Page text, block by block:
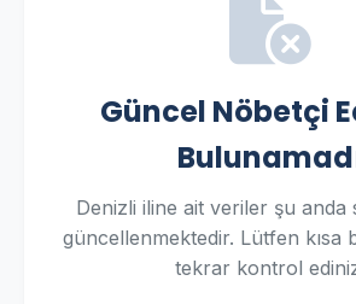
Güncel Nöbetçi
Denizli iline ait veriler şu anda
güncellenmektedir. Lütfen kısa
tekrar kontrol